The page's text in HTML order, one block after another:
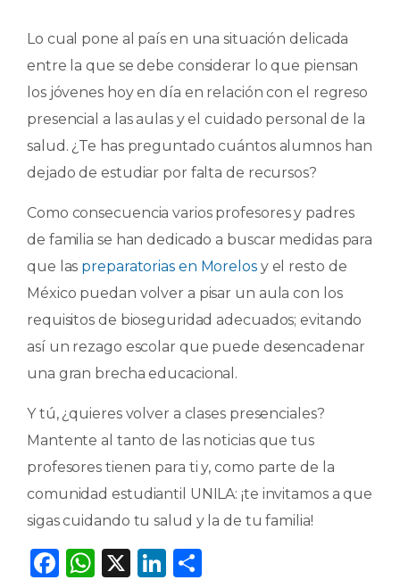
Lo cual pone al país en una situación delicada
entre la que se debe considerar lo que piensan
los jóvenes hoy en día en relación con el regreso
presencial a las aulas y el cuidado personal de la
salud. ¿Te has preguntado cuántos alumnos han
dejado de estudiar por falta de recursos?
Como consecuencia varios profesores y padres
de familia se han dedicado a buscar medidas para
que las preparatorias en Morelosy el resto de
México puedan volver a pisar un aula con los
requisitos de bioseguridad adecuados; evitando
así un rezago escolar que puede desencadenar
una gran brecha educacional.
Y tú, ¿quieres volver a clases presenciales?
Mantente al tanto de las noticias que tus
profesores tienen para ti y, como parte de la
comunidad estudiantil UNILA: ¡te invitamos a que
sigas cuidando tu salud y la de tu familia!
F
W X
Li